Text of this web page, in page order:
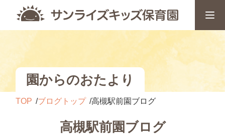
園からのおたより
TOP ブログトップ 高槻駅前園ブログ
高槻駅前園ブログ